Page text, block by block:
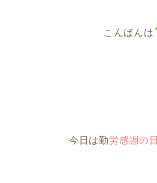
こんばんは
今日は勤労感謝の日